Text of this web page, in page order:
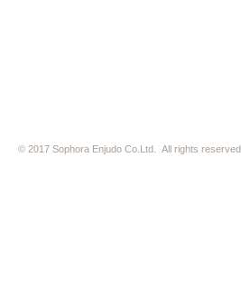
© 2017 Sophora Enjudo Co.Ltd. All rights reserved.